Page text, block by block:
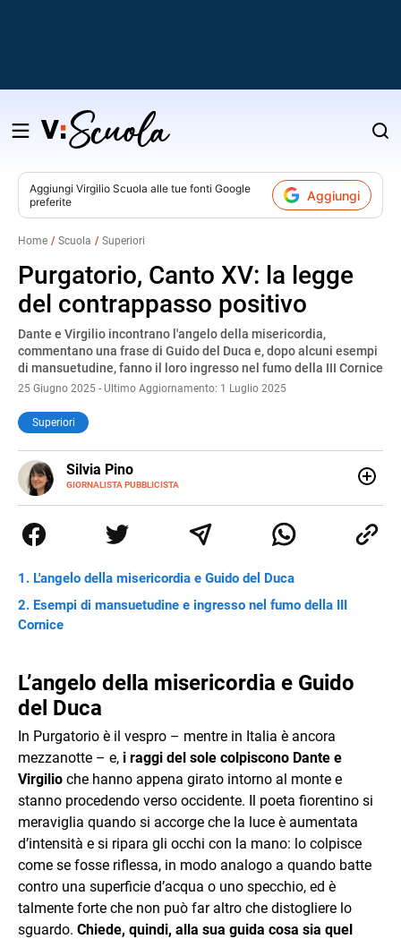
Salta
contenuto
Aggiungi Virgilio Scuola alle tue fonti Google
preferite
Aggiungi
Home Scuola Superiori
Purgatorio, Canto XV: la legge
del contrappasso positivo
Dante e Virgilio incontrano l'angelo della misericordia,
commentano una frase di Guido del Duca e, dopo alcuni esempi
di mansuetudine, fanno il loro ingresso nel fumo della III Cornice
25 Giugno 2025 - Ultimo Aggiornamento: 1 Luglio 2025
Superiori
Silvia Pino
GIORNALISTA PUBBLICISTA
E-
MAIL
critica del testo perché stregata dalle parole, dalla
comunicazione per pura casualità. Leggo, indago e amo i
scrivere e non mi sono più fermata.
L'angelo della misericordia e Guido del Duca
Esempi di mansuetudine e ingresso nel fumo della III
Cornice
L’angelo della misericordia e Guido
del Duca
In Purgatorio è il vespro – mentre in Italia è ancora
mezzanotte – e, i raggi del sole colpiscono Dante e
Virgilio che hanno appena girato intorno al monte e
stanno procedendo verso occidente. Il poeta fiorentino si
meraviglia quando si accorge che la luce è aumentata
d’intensità e si ripara gli occhi con la mano: lo colpisce
come se fosse riflessa, in modo analogo a quando batte
contro una superficie d’acqua o uno specchio, ed è
talmente forte che non può far altro che distogliere lo
sguardo. Chiede, quindi, alla sua guida cosa sia quel